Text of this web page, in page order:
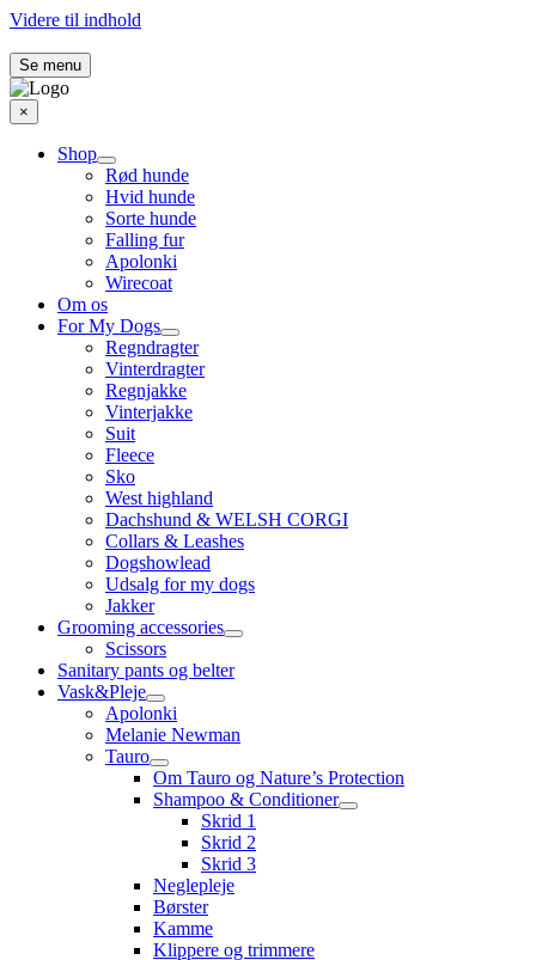
Videre til indhold
Se menu
×
Shop
Rød hunde
Hvid hunde
Sorte hunde
Falling fur
Apolonki
Wirecoat
Om os
For My Dogs
Regndragter
Vinterdragter
Regnjakke
Vinterjakke
Suit
Fleece
Sko
West highland
Dachshund & WELSH CORGI
Collars & Leashes
Dogshowlead
Udsalg for my dogs
Jakker
Grooming accessories
Scissors
Sanitary pants og belter
Vask&Pleje
Apolonki
Melanie Newman
Tauro
Om Tauro og Nature’s Protection
Shampoo & Conditioner
Skrid 1
Skrid 2
Skrid 3
Neglepleje
Børster
Kamme
Klippere og trimmere